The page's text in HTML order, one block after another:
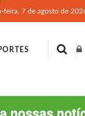
feira, 7 de agosto de